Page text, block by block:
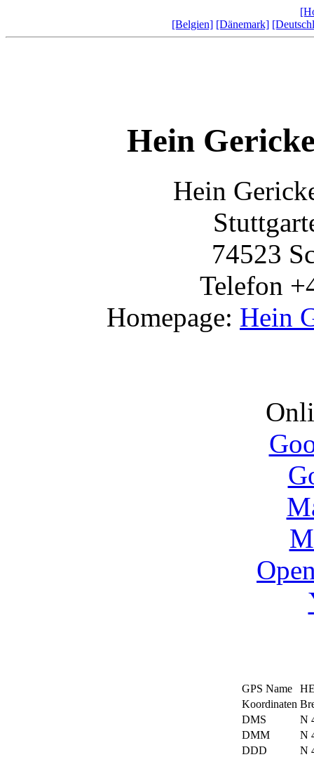
[Belgien] [Dänemark]
Hein
Hein
74523
Telefon
Homepage: Hein
GPS Name
Koordinaten
DMS
N
DMM
N
DDD
N